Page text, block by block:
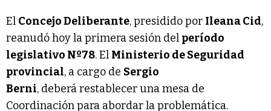
El Concejo Deliberante, presidido por Ileana Cid,
reanudó hoy la primera sesión del período
legislativo Nº78. El Ministerio de Seguridad
provincial, a cargo de Sergio
Berni, deberá restablecer una mesa de
Coordinación para abordar la problemática.